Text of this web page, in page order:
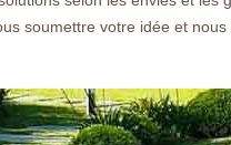
soumettre votre idée et